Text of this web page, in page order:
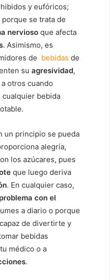
y eufóricos;
se trata de
nervioso que afecta
. Asimismo, es
de bebidas de
su agresividad,
otros cuando
cualquier bebida
un principio se pueda
alegría,
los azúcares, pues
que luego deriva
. En cualquier caso,
problema con el
a diario o porque
de divertirte y
bebidas
médico o a
.